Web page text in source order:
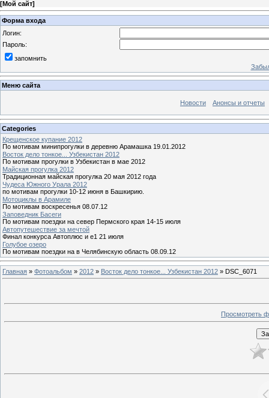
[Мой сайт]
Форма входа
Логин:
Пароль:
запомнить
Меню сайта
Новости Анонсы и отчеты
Categories
Крещенское купание 2012
По мотивам минипрогулки в деревню Арамашка 19.01.2012
Восток дело тонкое... Узбекистан 2012
По мотивам прогулки в Узбекистан в мае 2012
Майская прогулка 2012
Традиционная майская прогулка 20 мая 2012 года
Чудеса Южного Урала 2012
по мотивам прогулки 10-12 июня в Башкирию.
Мотоциклы в Арамиле
По мотивам воскресенья 08.07.12
Заповедник Басеги
По мотивам поездки на север Пермского края 14-15 июля
Автопутешествие за мечтой
Финал конкурса Автоплюс и е1 21 июля
Голубое озеро
По мотивам поездки на в Челябинскую область 08.09.12
Главная » Фотоальбом » 2012 » Восток дело тонкое... Узбекистан 2012 » DSC_6071
Просмотреть